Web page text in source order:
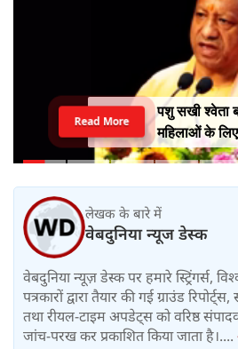
पशु सखी श्वेता
महिलाओं के
आत्मनिर्भरता
Read More
लेखक के बारे में
वेबदुनिया न्यूज डेस्क
वेबदुनिया न्यूज़ डेस्क पर हमारे स्ट्रिंगर्स,
पत्रकारों द्वारा तैयार की गई ग्राउंड
तथा रीयल-टाइम अपडेट्स को वरिष्ठ
जांच-परख कर प्रकाशित किया जाता है।....